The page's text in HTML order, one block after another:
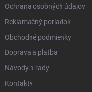
Ochrana osobných údajov
Reklamačný poriadok
Obchodné podmienky
Doprava a platba
Návody a rady
Kontakty